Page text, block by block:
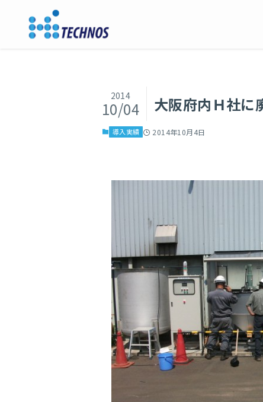
大阪府内Ｈ社に
2014
10/04
導入実績 2014年10月4日